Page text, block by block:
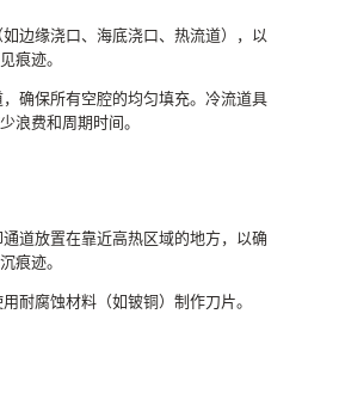
边缘浇口、海底浇口、热流道），以
痕迹。
确保所有空腔的均匀填充。冷流道具
浪费和周期时间。
道放置在靠近高热区域的地方，以确
痕迹。
耐腐蚀材料（如铍铜）制作刀片。